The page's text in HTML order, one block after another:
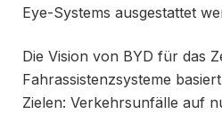
Eye-Systems ausgestattet
Die Vision von BYD für das
Fahrassistenzsysteme
Zielen: Verkehrsunfälle auf